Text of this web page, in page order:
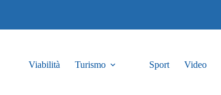
Viabilità Turismo Sport Video